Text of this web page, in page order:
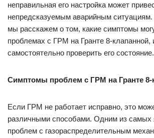
неправильная его настройка может
непредсказуемым аварийным ситуациям.
мы расскажем о том, какие симптомы
проблемах с ГРМ на Гранте 8-клапанной,
самостоятельно проверить его состояние.
Симптомы проблем с ГРМ на Гранте 8-
Если ГРМ не работает исправно, это
различными способами. Одним из самых
проблем с газораспределительным